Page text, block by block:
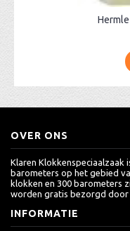
OVER ONS
Klaren Klokkenspeciaalzaak
barometers op het gebied
klokken en 300 barometers
worden gratis bezorgd door
INFORMATIE